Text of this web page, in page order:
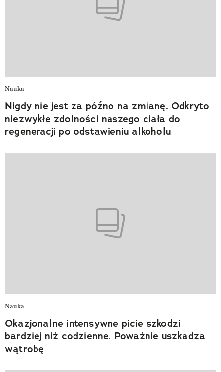
Nauka
Nigdy nie jest za późno na zmianę. Odkryto
niezwykłe zdolności naszego ciała do
regeneracji po odstawieniu alkoholu
Nauka
Okazjonalne intensywne picie szkodzi
bardziej niż codzienne. Poważnie uszkadza
wątrobę